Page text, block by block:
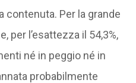
Per la grande
per l’esattezza il 54,3%,
né in peggio né in
probabilmente